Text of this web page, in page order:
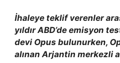
İhaleye teklif verenler
yıldır ABD’de emisyon
devi Opus bulunurken,
alınan Arjantin merkezli